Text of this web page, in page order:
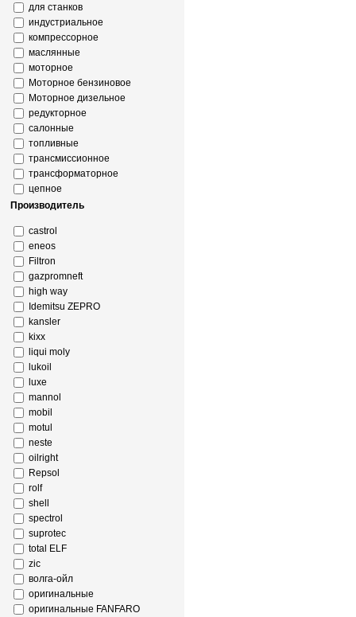
для станков
индустриальное
компрессорное
маслянные
моторное
Моторное бензиновое
Моторное дизельное
редукторное
салонные
топливные
трансмиссионное
трансформаторное
цепное
Производитель
castrol
eneos
Filtron
gazpromneft
high way
Idemitsu ZEPRO
kansler
kixx
liqui moly
lukoil
luxe
mannol
mobil
motul
neste
oilright
Repsol
rolf
shell
spectrol
suprotec
total ELF
zic
волга-ойл
оригинальные
оригинальные FANFARO